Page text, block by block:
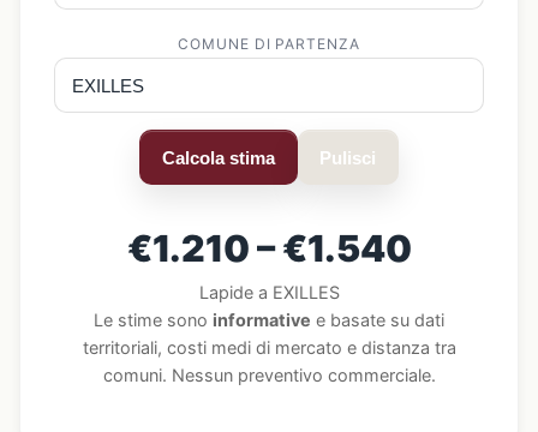
COMUNE DI PARTENZA
Calcola stima Pulisci
€1.210 – €1.540
Lapide a EXILLES
Le stime sono informative e basate su dati
territoriali, costi medi di mercato e distanza tra
comuni. Nessun preventivo commerciale.